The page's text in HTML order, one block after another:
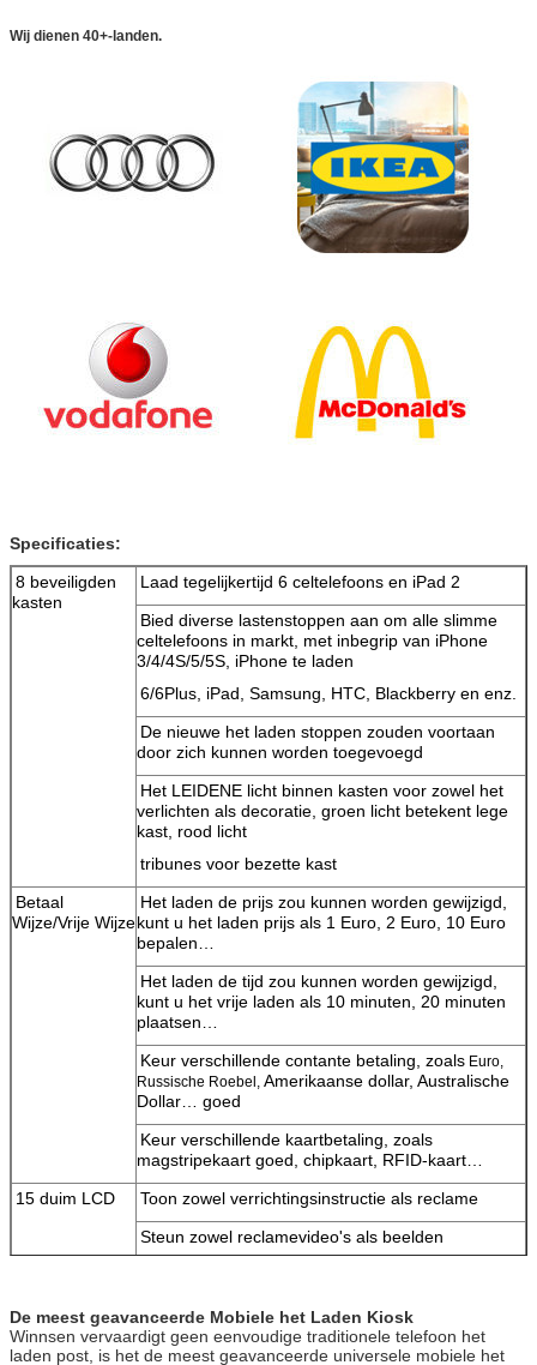
Laat een bericht achter
Wij dienen 40+-landen.
Specificaties:
8 beveiligden
kasten
Laad tegelijkertijd 6 celtelefoons en iPad 2
Bied diverse lastenstoppen aan om alle slimme
celtelefoons in markt, met inbegrip van iPhone
3/4/4S/5/5S, iPhone te laden
6/6Plus, iPad, Samsung, HTC, Blackberry en enz.
De nieuwe het laden stoppen zouden voortaan
door zich kunnen worden toegevoegd
Het LEIDENE licht binnen kasten voor zowel het
verlichten als decoratie, groen licht betekent lege
kast, rood licht
tribunes voor bezette kast
Betaal
Wijze/Vrije Wijze
Het laden de prijs zou kunnen worden gewijzigd,
kunt u het laden prijs als 1 Euro, 2 Euro, 10 Euro
bepalen…
Het laden de tijd zou kunnen worden gewijzigd,
kunt u het vrije laden als 10 minuten, 20 minuten
plaatsen…
Keur verschillende contante betaling, zoals Euro,
Russische Roebel, Amerikaanse dollar, Australische
Dollar… goed
Keur verschillende kaartbetaling, zoals
magstripekaart goed, chipkaart, RFID-kaart…
15 duim LCD
Toon zowel verrichtingsinstructie als reclame
Steun zowel reclamevideo's als beelden
Steun douanegebruikersinterface
15 duimtouch
Maak tot Winnsen mobiele het laden Kiosk
De meest geavanceerde Mobiele het Laden Kiosk
Winnsen vervaardigt geen eenvoudige traditionele telefoon het
laden post, is het de meest geavanceerde universele mobiele het